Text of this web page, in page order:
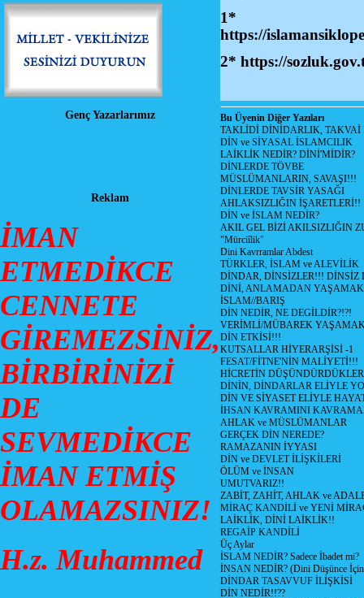
Genç Yazarlarımız
Reklam
İMAN
ETMEDİKCE
CENNETE
GİREMEZSİNİZ,
BİRBİRİNİZİ
DE
SEVMEDİKCE
İMAN ETMİŞ
OLAMAZSINIZ!
H.z. Muhammed
1*
https://
2* https://
Bu Üyenin Diğer Yazıları
TAKLİDİ DİNİDARLIK, TAKVAİ
DİN ve SİYASAL İSLAMCILIK
LAİKLİK NEDİR? DİNİ'MİDİR?
DİNLERDE TÖVBE
MÜSLÜMANLARIN, SAVAŞI!!!
DİNLERDE TAVSİR YASAĞI
AHLAKSIZLIĞIN İŞARETLERİ!!
DİN ve İSLAM NEDİR?
AKIL GEL BİZİ AKILSIZLIĞIN
"Mürciîlik"
Dini Kavrramlar Abdest
TÜRKLER, İSLAM ve ALEVİLİK
DİNDAR, DİNSİZLER!!! DİNSİZ
DİNİ, ANLAMADAN
İSLAM//BARIŞ
DİN NEDİR, NE DEGİLDİR?!?!
VERİMLİ/MÜBAREK
DİN ETKİSİ!!!
KUTSALLAR HİYERARŞİSİ -1
FESAT/FİTNE'NİN MALİYETİ!!!
HİCRETİN
DİNİN, DİNDARLAR ELİYLE
DİN VE SİYASET ELİYLE
İHSAN KAVRAMINI
AHLAK ve MÜSLÜMANLAR
GERÇEK DİN NEREDE?
RAMAZANIN İYYASI
DİN ve DEVLET İLİŞKİLERİ
ÖLÜM ve İNSAN
UMUTVARIZ!!
ZABİT, ZAHİT, AHLAK ve
MİRAÇ KANDİLİ ve YENİ
LAİKLİK, DİNİ LAİKLİK!!
REGAİP KANDİLİ
Üç Aylar
İSLAM NEDİR? Sadece İbadet mi?
İNSAN NEDİR? (Dini Düşünce
DİNDAR TASAVVUF İLİŞKİSİ
DİN NEDİR!!??